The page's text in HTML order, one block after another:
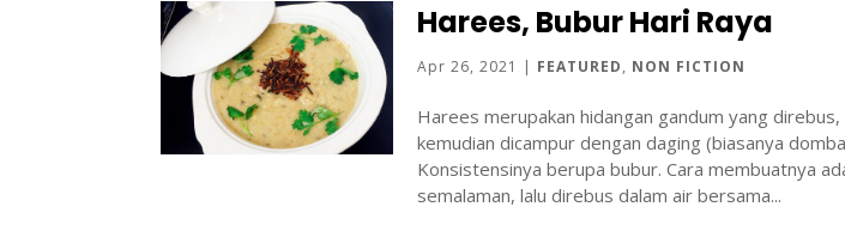
Harees, Bubur Hari Raya
Apr 26, 2021 | FEATURED, NON FICTION
Harees merupakan hidangan gandum yang
kemudian dicampur dengan daging (biasanya
Konsistensinya berupa bubur. Cara membuatnya
semalaman, lalu direbus dalam air bersama...